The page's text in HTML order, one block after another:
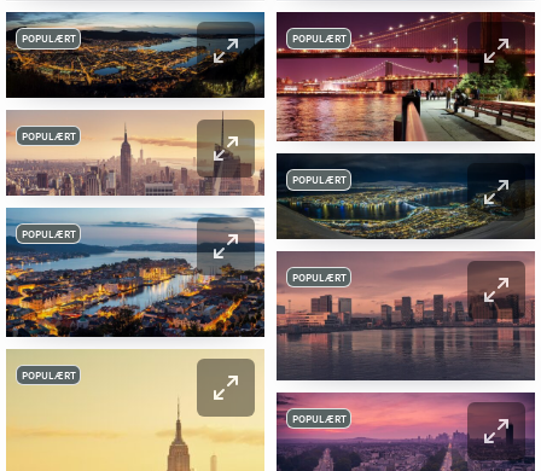
POPULÆRT POPULÆRT
POPULÆRT
POPULÆRT
POPULÆRT
POPULÆRT
POPULÆRT
POPULÆRT